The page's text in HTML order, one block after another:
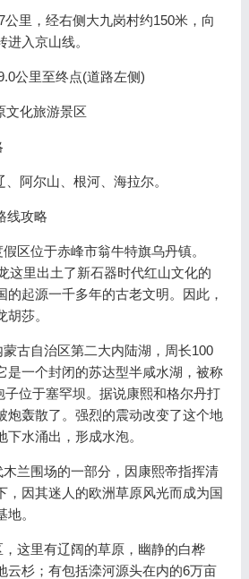
里，经右侧大九岗村约150米，向
入京山线。
公里至终点(道路左侧)
化旅游景区
阿尔山、根河、海拉尔。
攻略
位于赤峰市翁牛特旗乌丹镇。
这里出土了新石器时代红山文化的
的起源一千多年的古老文明。因此，
莎。
古自治区第二大内陆湖，周长100
是一个封闭的苏达型半咸水湖，被称
子位于塞罕坝。据说康熙和格尔丹打
炮轰散了。强烈的震动改变了这个地
水涌出，形成水泡。
兰围场的一部分，因康熙帝指挥清
，因其迷人的欧洲草原风光而成为国
。
这里有辽阔的草原，幽静的白桦
云杉；有包括滦河源头在内的6万亩